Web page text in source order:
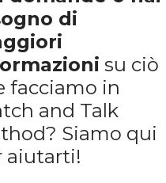
di
su ciò
facciamo in
and Talk
Siamo qui
aiutarti!